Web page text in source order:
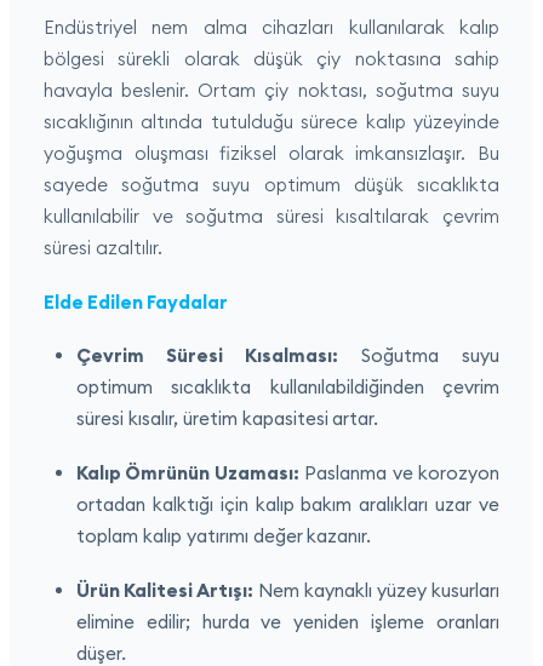
Endüstriyel nem alma cihazları kullanılarak kalıp
bölgesi sürekli olarak düşük çiy noktasına sahip
havayla beslenir. Ortam çiy noktası, soğutma suyu
sıcaklığının altında tutulduğu sürece kalıp yüzeyinde
yoğuşma oluşması fiziksel olarak imkansızlaşır. Bu
sayede soğutma suyu optimum düşük sıcaklıkta
kullanılabilir ve soğutma süresi kısaltılarak çevrim
süresi azaltılır.
Elde Edilen Faydalar
Çevrim Süresi Kısalması: Soğutma suyu
optimum sıcaklıkta kullanılabildiğinden çevrim
süresi kısalır, üretim kapasitesi artar.
Kalıp Ömrünün Uzaması: Paslanma ve korozyon
ortadan kalktığı için kalıp bakım aralıkları uzar ve
toplam kalıp yatırımı değer kazanır.
Ürün Kalitesi Artışı: Nem kaynaklı yüzey kusurları
elimine edilir; hurda ve yeniden işleme oranları
düşer.